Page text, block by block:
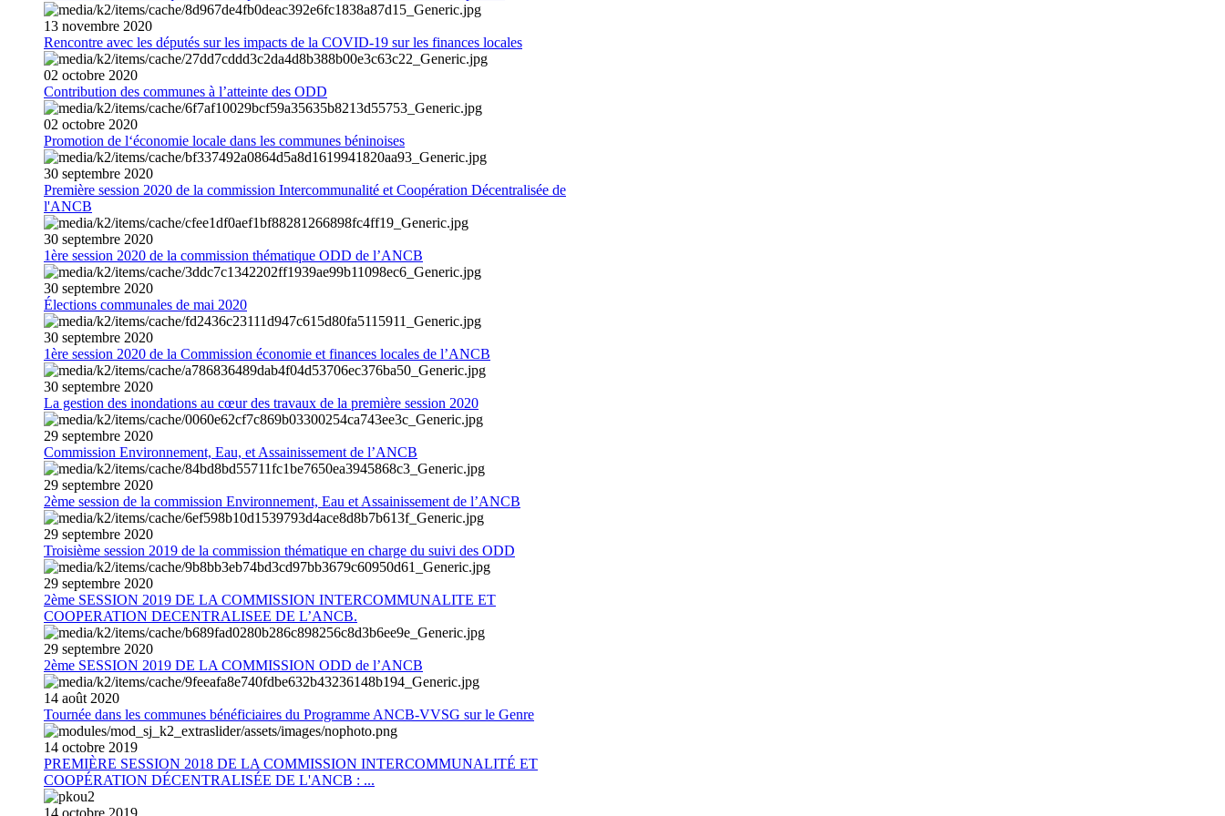
13 novembre 2020
Rencontre avec les députés sur les impacts de la COVID-19 sur les finances locales
02 octobre 2020
Contribution des communes à l’atteinte des ODD
02 octobre 2020
Promotion de l‘économie locale dans les communes béninoises
30 septembre 2020
Première session 2020 de la commission Intercommunalité et Coopération Décentralisée de
l'ANCB
30 septembre 2020
1ère session 2020 de la commission thématique ODD de l’ANCB
30 septembre 2020
Élections communales de mai 2020
30 septembre 2020
1ère session 2020 de la Commission économie et finances locales de l’ANCB
30 septembre 2020
La gestion des inondations au cœur des travaux de la première session 2020
29 septembre 2020
Commission Environnement, Eau, et Assainissement de l’ANCB
29 septembre 2020
2ème session de la commission Environnement, Eau et Assainissement de l’ANCB
29 septembre 2020
Troisième session 2019 de la commission thématique en charge du suivi des ODD
29 septembre 2020
2ème SESSION 2019 DE LA COMMISSION INTERCOMMUNALITE ET
COOPERATION DECENTRALISEE DE L’ANCB.
29 septembre 2020
2ème SESSION 2019 DE LA COMMISSION ODD de l’ANCB
14 août 2020
Tournée dans les communes bénéficiaires du Programme ANCB-VVSG sur le Genre
14 octobre 2019
PREMIÈRE SESSION 2018 DE LA COMMISSION INTERCOMMUNALITÉ ET
COOPÉRATION DÉCENTRALISÉE DE L'ANCB : ...
14 octobre 2019